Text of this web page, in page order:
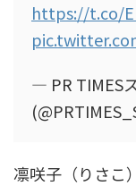
https://t.co/
— PR TIMES
凛咲子（りさこ